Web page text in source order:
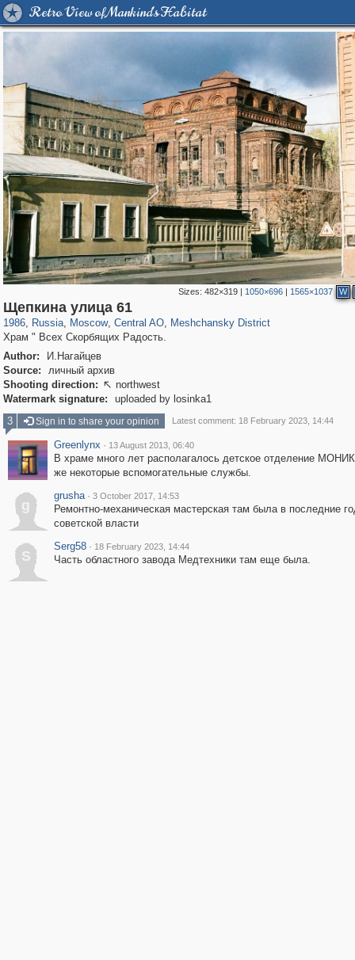
Retro View of Mankind's Habitat
Sizes: 482×319| 1050×696| 1565×1037 W
Щепкина улица 61
1986, Russia
1,406,735 29,243
, Moscow
319,864 8,286
, Central AO
160,011 5,916
, Meshchansky District
Храм " Всех Скорбящих Радость.
Author:
И.Нагайцев
Source:
личный архив
Shooting direction:  northwest
Watermark signature:
uploaded by losinka1
3
Sign in to share your opinion Latest comment: 18 February 2023, 14:44
Greenlynx · 13 August 2013, 06:40
В храме много лет располагалось детское отделение
же некоторые вспомогательные службы.
g
grusha · 3 October 2017, 14:53
Ремонтно-механическая мастерская там была в последние
советской власти
S
Serg58 · 18 February 2023, 14:44
Часть областного завода Медтехники там еще была.